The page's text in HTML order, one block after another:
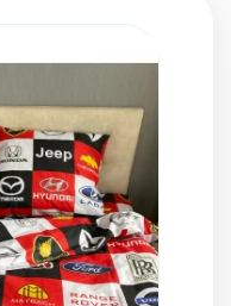
постільної білизни